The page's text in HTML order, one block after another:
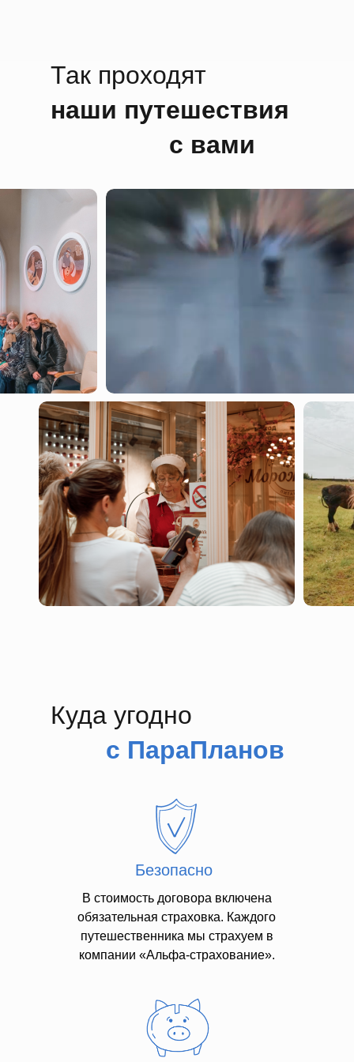
Начинаем день с кинопрограммы. Увидим места
фильмов. От «Служебного романа» и «Москва
Пьем кофе в одном из самых первых мировых
землю, в глубины московского метро. Обещаем,
ездим по ближайшим станциям, слушаем кто,
Киевской - и сразу на обед.
Завершим наш уикенд на причале Рэдиссон,
Москве-реке на комфортной яхте со
На борту флотилии есть ресторан, где при
что ещё два часа отдыха и удовольствия для
День
второй
ВОСКРЕСЕНЬЕ
Так проходят
с вами
наши путешествия
Куда угодно
с ПараПланов
Безопасно
В стоимость договора включена
обязательная страховка. Каждого
путешественника мы страхуем в
компании «Альфа-страхование».